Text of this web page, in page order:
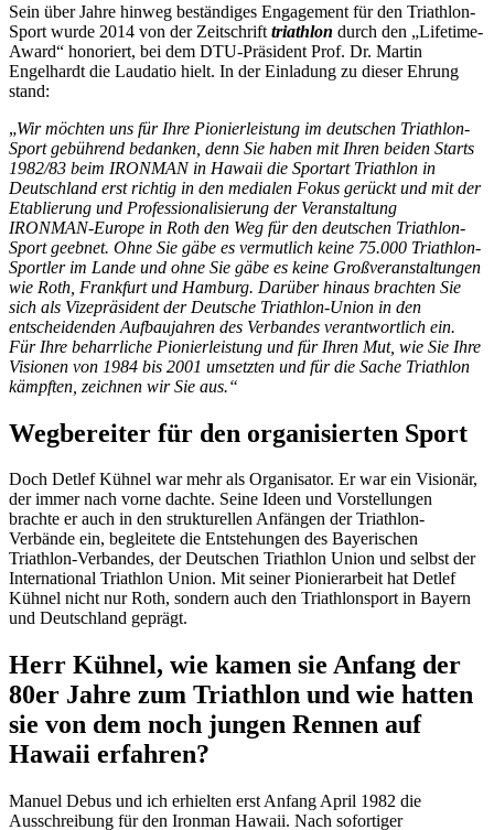
Sein über Jahre hinweg beständiges Engagement für den Triathlon-
Sport wurde 2014 von der Zeitschrift triathlon durch den „Lifetime-
Award“ honoriert, bei dem DTU-Präsident Prof. Dr. Martin
Engelhardt die Laudatio hielt. In der Einladung zu dieser Ehrung
stand:
„Wir möchten uns für Ihre Pionierleistung im deutschen Triathlon-
Sport gebührend bedanken, denn Sie haben mit Ihren beiden Starts
1982/83 beim IRONMAN in Hawaii die Sportart Triathlon in
Deutschland erst richtig in den medialen Fokus gerückt und mit der
Etablierung und Professionalisierung der Veranstaltung
IRONMAN-Europe in Roth den Weg für den deutschen Triathlon-
Sport geebnet. Ohne Sie gäbe es vermutlich keine 75.000 Triathlon-
Sportler im Lande und ohne Sie gäbe es keine Großveranstaltungen
wie Roth, Frankfurt und Hamburg. Darüber hinaus brachten Sie
sich als Vizepräsident der Deutsche Triathlon-Union in den
entscheidenden Aufbaujahren des Verbandes verantwortlich ein.
Für Ihre beharrliche Pionierleistung und für Ihren Mut, wie Sie Ihre
Visionen von 1984 bis 2001 umsetzten und für die Sache Triathlon
kämpften, zeichnen wir Sie aus.“
Wegbereiter für den organisierten Sport
Doch Detlef Kühnel war mehr als Organisator. Er war ein Visionär,
der immer nach vorne dachte. Seine Ideen und Vorstellungen
brachte er auch in den strukturellen Anfängen der Triathlon-
Verbände ein, begleitete die Entstehungen des Bayerischen
Triathlon-Verbandes, der Deutschen Triathlon Union und selbst der
International Triathlon Union. Mit seiner Pionierarbeit hat Detlef
Kühnel nicht nur Roth, sondern auch den Triathlonsport in Bayern
und Deutschland geprägt.
Herr Kühnel, wie kamen sie Anfang der
80er Jahre zum Triathlon und wie hatten
sie von dem noch jungen Rennen auf
Hawaii erfahren?
Manuel Debus und ich erhielten erst Anfang April 1982 die
Ausschreibung für den Ironman Hawaii. Nach sofortiger